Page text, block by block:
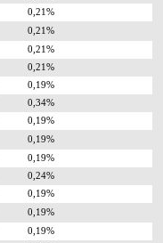
0,21%
0,21%
0,21%
0,21%
0,19%
0,34%
0,19%
0,19%
0,19%
0,24%
0,19%
0,19%
0,19%